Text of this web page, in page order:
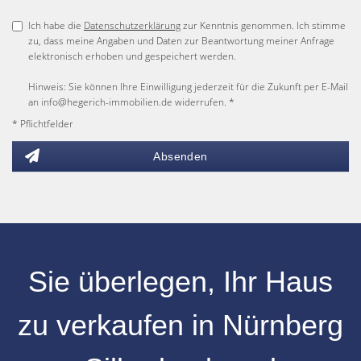
Ich habe die Datenschutzerklärungzur Kenntnis genommen. Ich stimme
zu, dass meine Angaben und Daten zur Beantwortung meiner Anfrage
elektronisch erhoben und gespeichert werden.
Hinweis: Sie können Ihre Einwilligung jederzeit für die Zukunft per E-Mail
an info@hegerich-immobilien.de widerrufen. *
* Pflichtfelder
Absenden
Sie überlegen, Ihr Haus
zu verkaufen in Nürnberg